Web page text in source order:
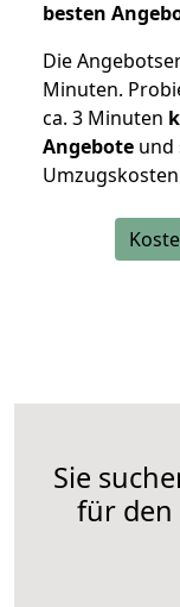
besten
Die
Minuten.
ca. 3 Minuten
Angebote und
Sie
für den